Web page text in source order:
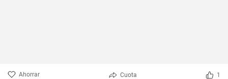
Ahorrar Cuota 1